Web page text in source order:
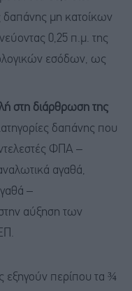
δαπάνης μη κατοίκων
0,25 π.μ. της
εσόδων, ως
στη διάρθρωση της
δαπάνης που
ΦΠΑ –
αγαθά,
–
αύξηση των
εξηγούν περίπου τα ¾